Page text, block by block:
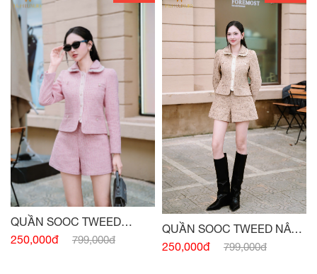
QUẦN SOOC TWEED
HỒNG
250,000đ 799,000đ
QUẦN SOOC TWEED NÂU
TÂY
250,000đ 799,000đ